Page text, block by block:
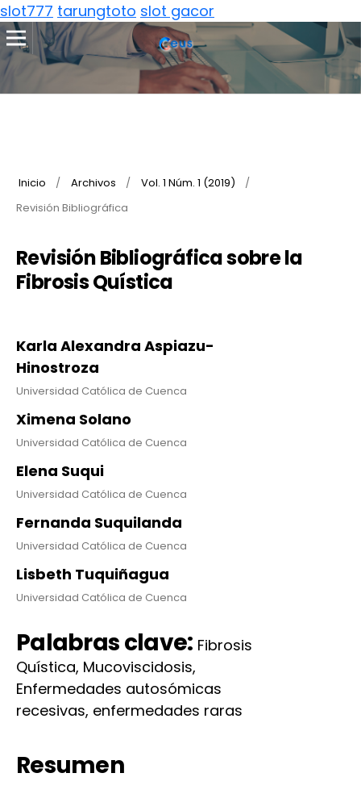
slot777 tarungtoto slot gacor
Inicio / Archivos / Vol. 1 Núm. 1 (2019)
/
Revisión Bibliográfica
Revisión Bibliográfica sobre la
Fibrosis Quística
Karla Alexandra Aspiazu-
Hinostroza
Universidad Católica de Cuenca
Ximena Solano
Universidad Católica de Cuenca
Elena Suqui
Universidad Católica de Cuenca
Fernanda Suquilanda
Universidad Católica de Cuenca
Lisbeth Tuquiñagua
Universidad Católica de Cuenca
Palabras clave: Fibrosis
Quística, Mucoviscidosis,
Enfermedades autosómicas
recesivas, enfermedades raras
Resumen